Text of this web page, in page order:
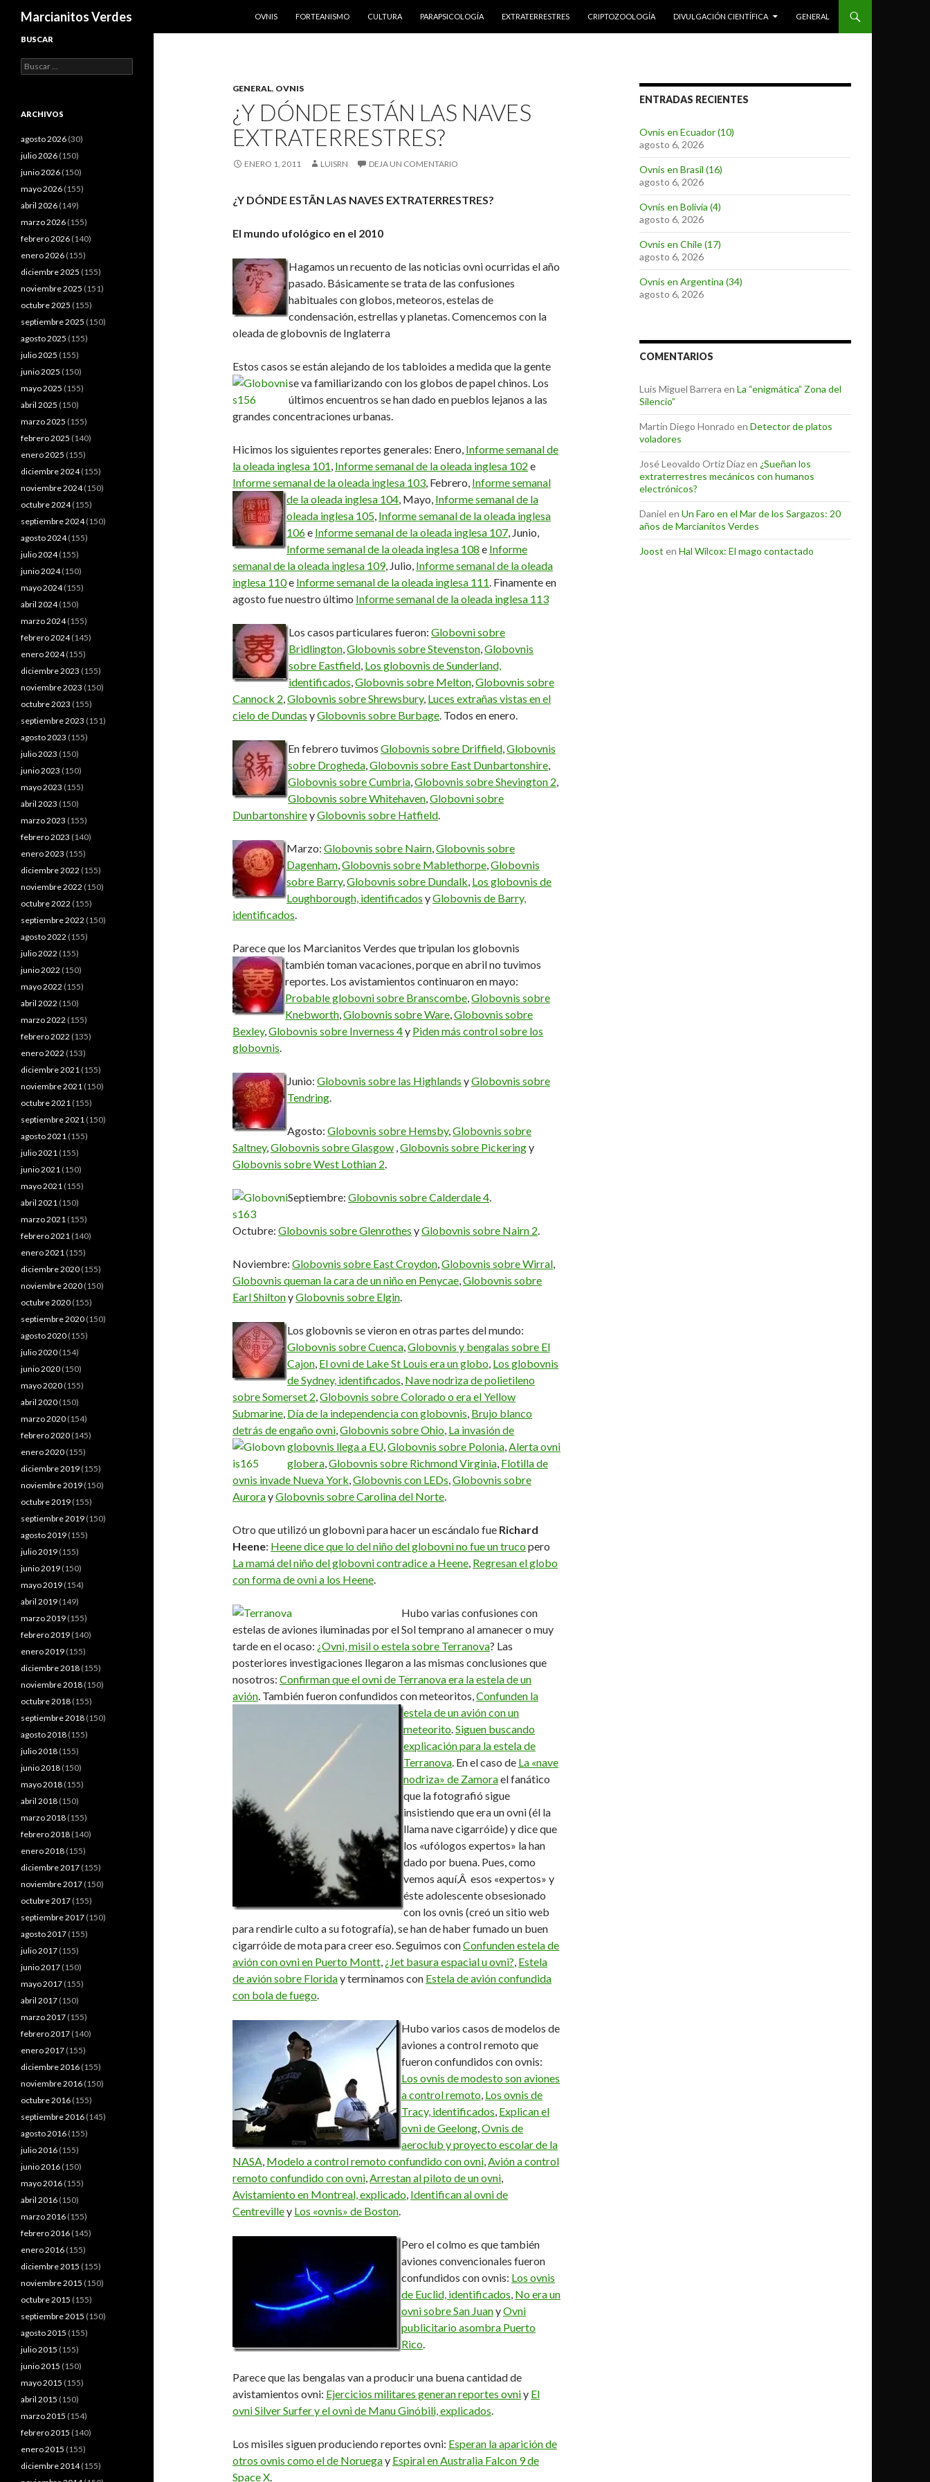
Marcianitos Verdes
OVNIS
FORTEANISMO CULTURA PARAPSICOLOGÍA EXTRATERRESTRES CRIPTOZOOLOGÍA DIVULGACIÓN CIENTÍFICA GENERAL
GENERAL, OVNIS
¿Y DÓNDE ESTÁN LAS NAVES
EXTRATERRESTRES?
ENERO 1, 2011 LUISRN DEJA UN COMENTARIO
¿Y DÓNDE ESTÃN LAS NAVES EXTRATERRESTRES?
El mundo ufológico en el 2010
Hagamos un recuento de las noticias ovni ocurridas el año
pasado. Básicamente se trata de las confusiones
habituales con globos, meteoros, estelas de
condensación, estrellas y planetas. Comencemos con la
oleada de globovnis de Inglaterra
Estos casos se están alejando de los tabloides a medida que la gente
se va familiarizando con los globos de papel chinos. Los
últimos encuentros se han dado en pueblos lejanos a las
grandes concentraciones urbanas.
Hicimos los siguientes reportes generales: Enero, Informe semanal de
la oleada inglesa 101, Informe semanal de la oleada inglesa 102 e
Informe semanal de la oleada inglesa 103, Febrero, Informe semanal
de la oleada inglesa 104, Mayo, Informe semanal de la
oleada inglesa 105, Informe semanal de la oleada inglesa
106e Informe semanal de la oleada inglesa 107, Junio,
Informe semanal de la oleada inglesa 108 e Informe
semanal de la oleada inglesa 109, Julio, Informe semanal de la oleada
inglesa 110e Informe semanal de la oleada inglesa 111. Finamente en
agosto fue nuestro último Informe semanal de la oleada inglesa 113
Los casos particulares fueron: Globovni sobre
Bridlington,Globovnis sobre Stevenston,Globovnis
sobre Eastfield, Los globovnis de Sunderland,
identificados,Globovnis sobre Melton,Globovnis sobre
Cannock 2,Globovnis sobre Shrewsbury, Luces extrañas vistas en el
cielo de Dundas yGlobovnis sobre Burbage. Todos en enero.
En febrero tuvimos Globovnis sobre Driffield,Globovnis
sobre Drogheda,Globovnis sobre East Dunbartonshire,
Globovnis sobre Cumbria,Globovnis sobre Shevington 2,
Globovnis sobre Whitehaven,Globovni sobre
DunbartonshireyGlobovnis sobre Hatfield.
Marzo: Globovnis sobre Nairn,Globovnis sobre
Dagenham,Globovnis sobre Mablethorpe,Globovnis
sobre Barry,Globovnis sobre Dundalk, Los globovnis de
Loughborough, identificados yGlobovnis de Barry,
identificados.
Parece que los Marcianitos Verdes que tripulan los globovnis
también toman vacaciones, porque en abril no tuvimos
reportes. Los avistamientos continuaron en mayo:
Probable globovni sobre Branscombe,Globovnis sobre
Knebworth,Globovnis sobre Ware,Globovnis sobre
Bexley,Globovnis sobre Inverness 4y Piden más control sobre los
globovnis.
Junio: Globovnis sobre las Highlands yGlobovnis sobre
Tendring.
Agosto: Globovnis sobre Hemsby,Globovnis sobre
Saltney,Globovnis sobre Glasgow ,Globovnis sobre Pickeringy
Globovnis sobre West Lothian 2.
Septiembre: Globovnis sobre Calderdale 4.
Octubre: Globovnis sobre Glenrothes yGlobovnis sobre Nairn 2.
Noviembre: Globovnis sobre East Croydon,Globovnis sobre Wirral,
Globovnis queman la cara de un niño en Penycae,Globovnis sobre
Earl ShiltonyGlobovnis sobre Elgin.
Los globovnis se vieron en otras partes del mundo:
Globovnis sobre Cuenca,Globovnis y bengalas sobre El
Cajon, El ovni de Lake St Louis era un globo, Los globovnis
de Sydney, identificados, Nave nodriza de polietileno
sobre Somerset 2,Globovnis sobre Colorado o era el Yellow
Submarine, Día de la independencia con globovnis, Brujo blanco
detrás de engaño ovni,Globovnis sobre Ohio, La invasión de
globovnis llega a EU,Globovnis sobre Polonia,Alerta ovni
globera,Globovnis sobre Richmond Virginia, Flotilla de
ovnis invade Nueva York,Globovnis con LEDs,Globovnis sobre
AurorayGlobovnis sobre Carolina del Norte.
Otro que utilizó un globovni para hacer un escándalo fue Richard
Heene: Heene dice que lo del niño del globovni no fue un trucopero
La mamá del niño del globovni contradice a Heene, Regresan el globo
con forma de ovni a los Heene.
Hubo varias confusiones con
estelas de aviones iluminadas por el Sol temprano al amanecer o muy
tarde en el ocaso: ¿Ovni, misil o estela sobre Terranova? Las
posteriores investigaciones llegaron a las mismas conclusiones que
nosotros: Confirman que el ovni de Terranova era la estela de un
avión. También fueron confundidos con meteoritos,Confunden la
estela de un avión con un
meteorito.Siguen buscando
explicación para la estela de
Terranova. En el caso de La «nave
nodriza» de Zamorael fanático
que la fotografió sigue
insistiendo que era un ovni (él la
llama nave cigarróide) y dice que
los «ufólogos expertos» la han
dado por buena. Pues, como
vemos aquí,Â esos «expertos» y
éste adolescente obsesionado
con los ovnis (creó un sitio web
para rendirle culto a su fotografía), se han de haber fumado un buen
cigarróide de mota para creer eso. Seguimos conConfunden estela de
avión con ovni en Puerto Montt, ¿Jet basura espacial u ovni?, Estela
de avión sobre Floriday terminamos con Estela de avión confundida
con bola de fuego.
Hubo varios casos de modelos de
aviones a control remoto que
fueron confundidos con ovnis:
Los ovnis de modesto son aviones
a control remoto, Los ovnis de
Tracy, identificados, Explican el
ovni de Geelong,Ovnis de
aeroclub y proyecto escolar de la
NASA, Modelo a control remoto confundido con ovni,Avión a control
remoto confundido con ovni,Arrestan al piloto de un ovni,
Avistamiento en Montreal, explicado, Identifican al ovni de
Centrevilley Los «ovnis» de Boston.
Pero el colmo es que también
aviones convencionales fueron
confundidos con ovnis: Los ovnis
de Euclid, identificados, No era un
ovni sobre San JuanyOvni
publicitario asombra Puerto
Rico.
Parece que las bengalas van a producir una buena cantidad de
avistamientos ovni: Ejercicios militares generan reportes ovniy El
ovni Silver Surfer y el ovni de Manu Ginóbili, explicados.
Los misiles siguen produciendo reportes ovni: Esperan la aparición de
otros ovnis como el de Noruegay Espiral en Australia Falcon 9 de
Space X.
ENTRADAS RECIENTES
Ovnis en Ecuador (10)
agosto 6, 2026
Ovnis en Brasil (16)
agosto 6, 2026
Ovnis en Bolivia (4)
agosto 6, 2026
Ovnis en Chile (17)
agosto 6, 2026
Ovnis en Argentina (34)
agosto 6, 2026
COMENTARIOS
Luis Miguel Barrera en La “enigmática” Zona del
Silencio”
Martin Diego Honrado en Detector de platos
voladores
José Leovaldo Ortiz Díazen ¿Sueñan los
extraterrestres mecánicos con humanos
electrónicos?
Daniel en Un Faro en el Mar de los Sargazos: 20
años de Marcianitos Verdes
Joost en Hal Wilcox: El mago contactado
BUSCAR
Buscar:
ARCHIVOS
agosto 2026 (30)
julio 2026 (150)
junio 2026 (150)
mayo 2026 (155)
abril 2026 (149)
marzo 2026 (155)
febrero 2026 (140)
enero 2026 (155)
diciembre 2025 (155)
noviembre 2025 (151)
octubre 2025 (155)
septiembre 2025 (150)
agosto 2025 (155)
julio 2025 (155)
junio 2025 (150)
mayo 2025 (155)
abril 2025 (150)
marzo 2025 (155)
febrero 2025 (140)
enero 2025 (155)
diciembre 2024(155)
noviembre 2024(150)
octubre 2024(155)
septiembre 2024(150)
agosto 2024(155)
julio 2024(155)
junio 2024(150)
mayo 2024(155)
abril 2024(150)
marzo 2024(155)
febrero 2024(145)
enero 2024(155)
diciembre 2023 (155)
noviembre 2023 (150)
octubre 2023 (155)
septiembre 2023 (151)
agosto 2023 (155)
julio 2023 (150)
junio 2023 (150)
mayo 2023 (155)
abril 2023 (150)
marzo 2023 (155)
febrero 2023 (140)
enero 2023 (155)
diciembre 2022 (155)
noviembre 2022 (150)
octubre 2022 (155)
septiembre 2022 (150)
agosto 2022 (155)
julio 2022 (155)
junio 2022 (150)
mayo 2022 (155)
abril 2022 (150)
marzo 2022 (155)
febrero 2022 (135)
enero 2022 (153)
diciembre 2021 (155)
noviembre 2021 (150)
octubre 2021 (155)
septiembre 2021 (150)
agosto 2021 (155)
julio 2021 (155)
junio 2021 (150)
mayo 2021 (155)
abril 2021 (150)
marzo 2021 (155)
febrero 2021 (140)
enero 2021 (155)
diciembre 2020 (155)
noviembre 2020 (150)
octubre 2020 (155)
septiembre 2020 (150)
agosto 2020 (155)
julio 2020 (154)
junio 2020 (150)
mayo 2020 (155)
abril 2020 (150)
marzo 2020 (154)
febrero 2020 (145)
enero 2020 (155)
diciembre 2019 (155)
noviembre 2019 (150)
octubre 2019 (155)
septiembre 2019 (150)
agosto 2019 (155)
julio 2019 (155)
junio 2019 (150)
mayo 2019 (154)
abril 2019 (149)
marzo 2019 (155)
febrero 2019 (140)
enero 2019 (155)
diciembre 2018 (155)
noviembre 2018 (150)
octubre 2018 (155)
septiembre 2018 (150)
agosto 2018 (155)
julio 2018 (155)
junio 2018 (150)
mayo 2018 (155)
abril 2018 (150)
marzo 2018 (155)
febrero 2018 (140)
enero 2018 (155)
diciembre 2017 (155)
noviembre 2017 (150)
octubre 2017 (155)
septiembre 2017 (150)
agosto 2017 (155)
julio 2017 (155)
junio 2017 (150)
mayo 2017 (155)
abril 2017 (150)
marzo 2017 (155)
febrero 2017 (140)
enero 2017 (155)
diciembre 2016 (155)
noviembre 2016 (150)
octubre 2016 (155)
septiembre 2016 (145)
agosto 2016 (155)
julio 2016 (155)
junio 2016 (150)
mayo 2016 (155)
abril 2016 (150)
marzo 2016 (155)
febrero 2016 (145)
enero 2016 (155)
diciembre 2015 (155)
noviembre 2015 (150)
octubre 2015 (155)
septiembre 2015 (150)
agosto 2015 (155)
julio 2015 (155)
junio 2015 (150)
mayo 2015 (155)
abril 2015 (150)
marzo 2015 (154)
febrero 2015 (140)
enero 2015 (155)
diciembre 2014(155)